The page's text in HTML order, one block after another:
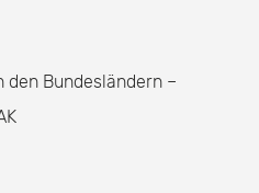
Bundesländern –